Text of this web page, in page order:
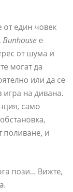
от един човек
, Bunhouse е
от шума и
могат да
или да се
игра на дивана.
само
поливане, и
пози... Вижте,